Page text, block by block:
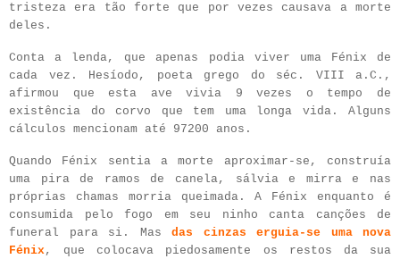
tristeza era tão forte que por vezes causava a morte
deles.
Conta a lenda, que apenas podia viver uma Fénix de
cada vez. Hesíodo, poeta grego do séc. VIII a.C.,
afirmou que esta ave vivia 9 vezes o tempo de
existência do corvo que tem uma longa vida. Alguns
cálculos mencionam até 97200 anos.
Quando Fénix sentia a morte aproximar-se, construía
uma pira de ramos de canela, sálvia e mirra e nas
próprias chamas morria queimada. A Fénix enquanto é
consumida pelo fogo em seu ninho canta canções de
funeral para si. Mas das cinzas erguia-se uma nova
Fénix, que colocava piedosamente os restos da sua